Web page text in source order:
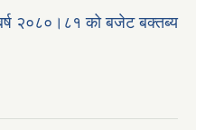
२०८०।८१ को बजेट बक्तब्य